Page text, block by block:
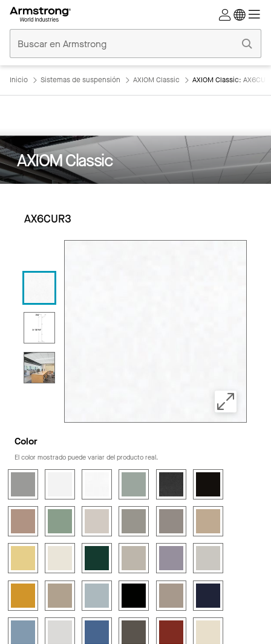
Comerciales
Inicio
Inicio Sistemas de suspensión AXIOM Classic AXIOM Classic:
AXIOM Classic
AX6CUR3
Color
El color mostrado puede variar del producto real.